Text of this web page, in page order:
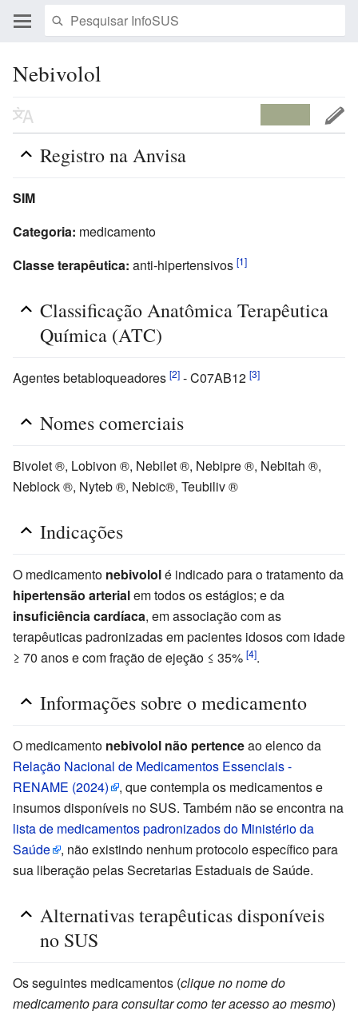
Nebivolol
Registro na Anvisa
SIM
Categoria: medicamento
Classe terapêutica: anti-hipertensivos [1]
Classificação Anatômica Terapêutica
Química (ATC)
Agentes betabloqueadores [2] - C07AB12 [3]
Nomes comerciais
Bivolet ®, Lobivon ®, Nebilet ®, Nebipre ®, Nebitah ®,
Neblock ®, Nyteb ®, Nebic®, Teubiliv ®
Indicações
O medicamento nebivololé indicado para o tratamento da
hipertensão arterialem todos os estágios; e da
insuficiência cardíaca, em associação com as
terapêuticas padronizadas em pacientes idosos com idade
≥ 70 anos e com fração de ejeção ≤ 35% [4].
Informações sobre o medicamento
O medicamento nebivolol não pertenceao elenco da
Relação Nacional de Medicamentos Essenciais -
RENAME (2024)
, que contempla os medicamentos e
insumos disponíveis no SUS. Também não se encontra na
lista de medicamentos padronizados do Ministério da
Saúde
, não existindo nenhum protocolo específico para
sua liberação pelas Secretarias Estaduais de Saúde.
Alternativas terapêuticas disponíveis
no SUS
Os seguintes medicamentos (clique no nome do
medicamento para consultar como ter acesso ao mesmo)